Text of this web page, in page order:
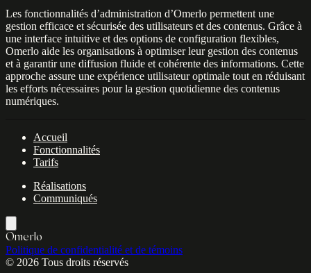
Les fonctionnalités d’administration d’Omerlo permettent une
gestion efficace et sécurisée des utilisateurs et des contenus. Grâce à
une interface intuitive et des options de configuration flexibles,
Omerlo aide les organisations à optimiser leur gestion des contenus
et à garantir une diffusion fluide et cohérente des informations. Cette
approche assure une expérience utilisateur optimale tout en réduisant
les efforts nécessaires pour la gestion quotidienne des contenus
numériques.
Accueil
Fonctionnalités
Tarifs
Réalisations
Communiqués
Omerlo
Politique de confidentialité et de témoins
© 2026 Tous droits réservés